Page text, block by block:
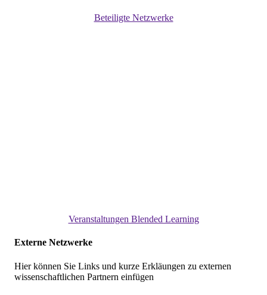
Beteiligte Netzwerke
Veranstaltungen Blended Learning
Externe Netzwerke
Hier können Sie Links und kurze Erkläungen zu externen
wissenschaftlichen Partnern einfügen